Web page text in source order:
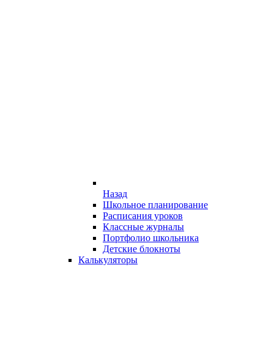
Назад
Школьное планирование
Расписания уроков
Классные журналы
Портфолио школьника
Детские блокноты
Калькуляторы